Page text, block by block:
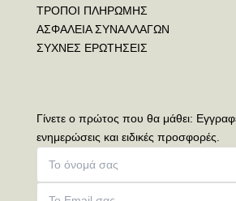
ΤΡΟΠΟΙ ΠΛΗΡΩΜΗΣ
ΑΣΦΑΛΕΙΑ ΣΥΝΑΛΛΑΓΩΝ
ΣΥΧΝΕΣ ΕΡΩΤΗΣΕΙΣ
Γίνετε ο πρώτος που θα μάθει:
ενημερώσεις και ειδικές προσφορές.